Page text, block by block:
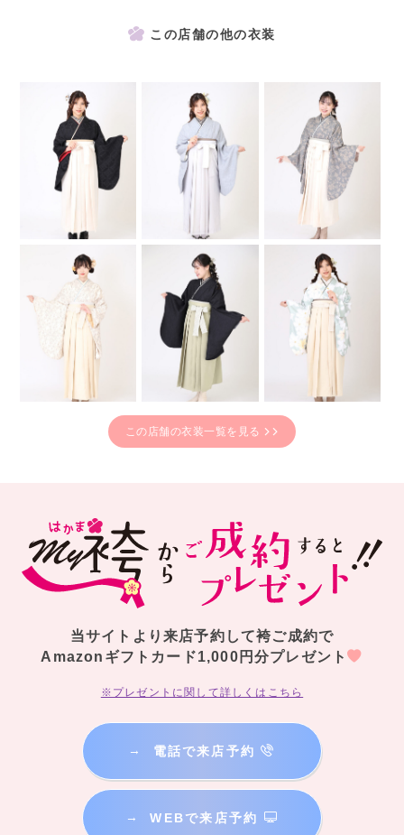
この店舗の他の衣装
この店舗の衣装一覧を見る
当サイトより来店予約して袴ご成約で
Amazonギフトカード1,000円分プレゼント
※プレゼントに関して詳しくはこちら
→ 電話で来店予約
→ WEBで来店予約